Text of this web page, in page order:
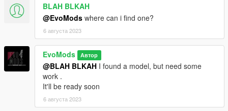
BLAH BLKAH
@EvoMods where can i find one?
6 августа 2023
EvoMods Автор
@BLAH BLKAH I found a model, but need some
work .
It'll be ready soon
6 августа 2023